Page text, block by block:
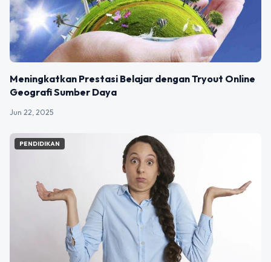
Meningkatkan Prestasi Belajar dengan Tryout Online
Geografi Sumber Daya
Jun 22, 2025
PENDIDIKAN